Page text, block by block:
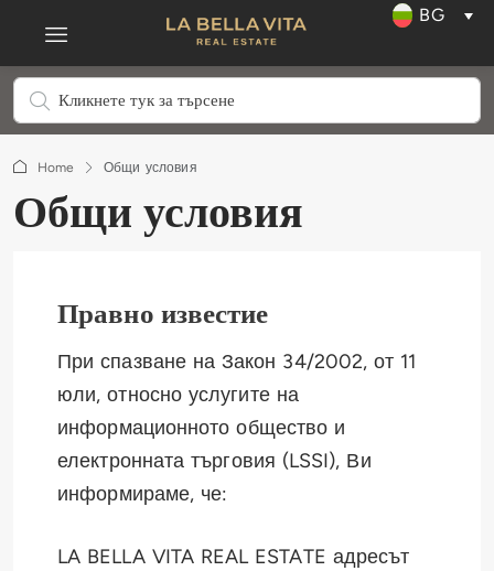
BG
Home Общи условия
Общи условия
Правно известие
При спазване на Закон 34/2002, от 11
юли, относно услугите на
информационното общество и
електронната търговия (LSSI), Ви
информираме, че:
LA BELLA VITA REAL ESTATE адресът